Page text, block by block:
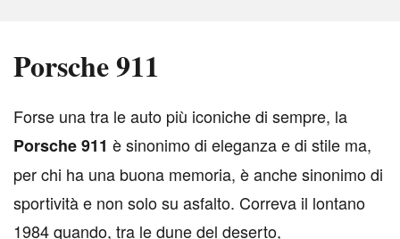
Porsche 911
Forse una tra le auto più iconiche di sempre, la
Porsche 911 è sinonimo di eleganza e di stile ma,
per chi ha una buona memoria, è anche sinonimo di
sportività e non solo su asfalto. Correva il lontano
1984 quando, tra le dune del deserto,